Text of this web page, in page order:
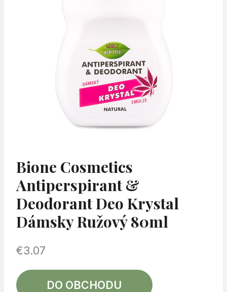
Bione Cosmetics
Antiperspirant &
Deodorant Deo Krystal
Dámsky Ružový 80ml
€3.07
DO OBCHODU